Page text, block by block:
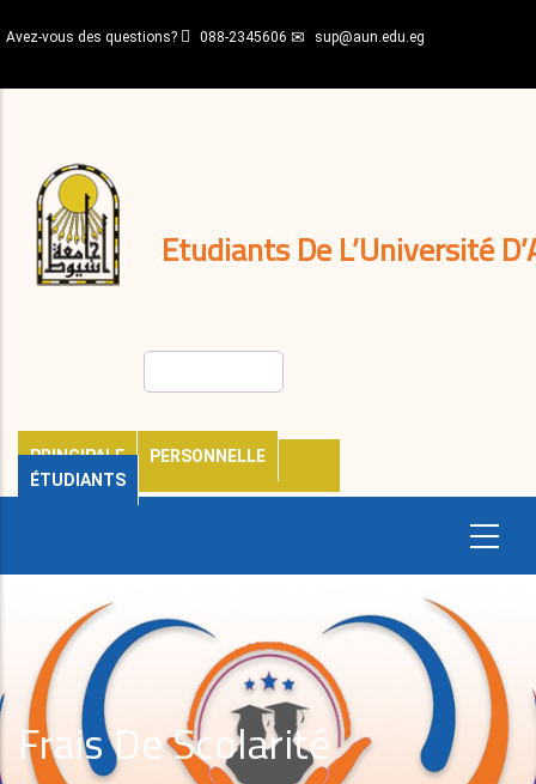
au
principal
Avez-vous des questions? 088-2345606 sup@aun.edu.eg
Etudiants De L’Université
PRINCIPALE
PERSONNELLE
ÉTUDIANTS
décisions
Expatriés
Journal
Frais De Scolarité